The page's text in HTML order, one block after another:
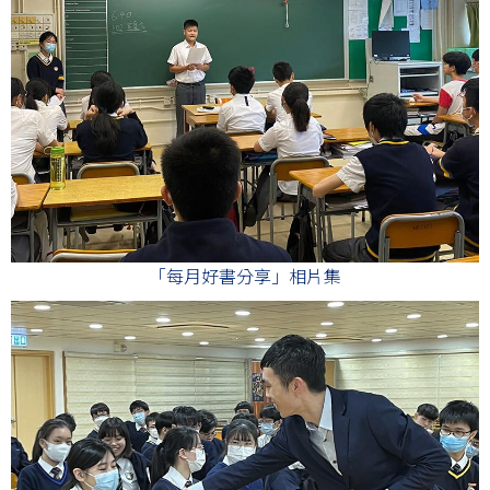
「每月好書分享」相片集